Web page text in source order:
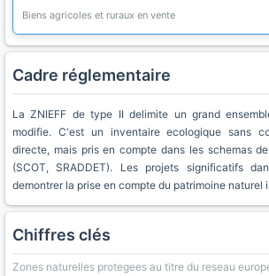
Biens agricoles et ruraux en vente
Cadre réglementaire
La ZNIEFF de type II delimite un grand
modifie. C'est un inventaire ecologique sans
directe, mais pris en compte dans les schemas
(SCOT, SRADDET). Les projets significatifs
demontrer la prise en compte du patrimoine naturel
Chiffres clés
Zones naturelles protegees au titre du reseau